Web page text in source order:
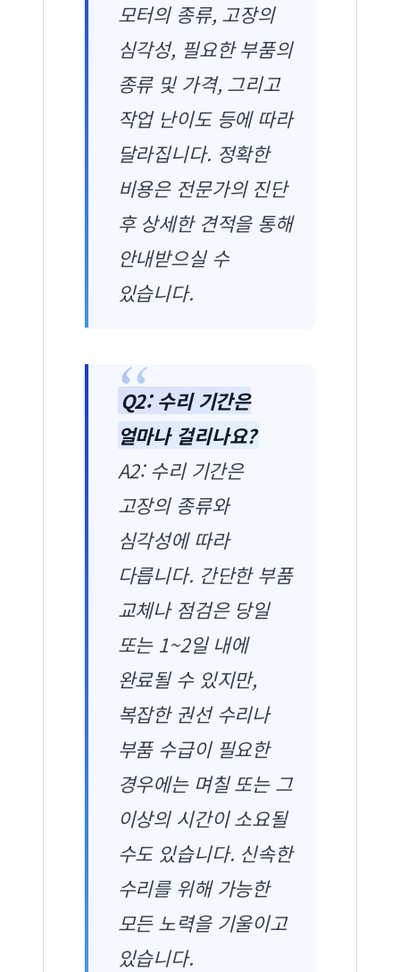
모터의 종류, 고장의
심각성, 필요한 부품의
종류 및 가격, 그리고
작업 난이도 등에 따라
달라집니다. 정확한
비용은 전문가의 진단
후 상세한 견적을 통해
안내받으실 수
있습니다.
Q2: 수리 기간은
얼마나 걸리나요?
A2: 수리 기간은
고장의 종류와
심각성에 따라
다릅니다. 간단한 부품
교체나 점검은 당일
또는 1~2일 내에
완료될 수 있지만,
복잡한 권선 수리나
부품 수급이 필요한
경우에는 며칠 또는 그
이상의 시간이 소요될
수도 있습니다. 신속한
수리를 위해 가능한
모든 노력을 기울이고
있습니다.